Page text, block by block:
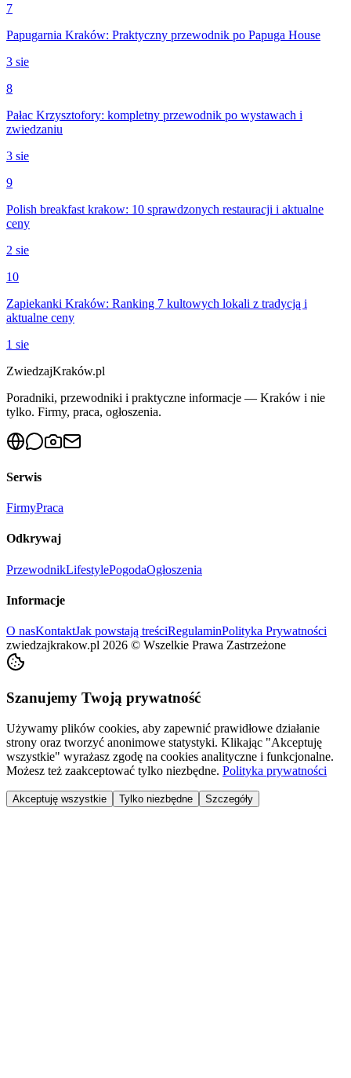
7
Papugarnia Kraków: Praktyczny przewodnik po Papuga House
3 sie
8
Pałac Krzysztofory: kompletny przewodnik po wystawach i
zwiedzaniu
3 sie
9
Polish breakfast krakow: 10 sprawdzonych restauracji i aktualne
ceny
2 sie
10
Zapiekanki Kraków: Ranking 7 kultowych lokali z tradycją i
aktualne ceny
1 sie
ZwiedzajKraków.pl
Poradniki, przewodniki i praktyczne informacje — Kraków i nie
tylko. Firmy, praca, ogłoszenia.
Serwis
FirmyPraca
Odkrywaj
PrzewodnikLifestylePogodaOgłoszenia
Informacje
O nasKontaktJak powstają treściRegulaminPolityka Prywatności
zwiedzajkrakow.pl 2026 © Wszelkie Prawa Zastrzeżone
Szanujemy Twoją prywatność
Używamy plików cookies, aby zapewnić prawidłowe działanie
strony oraz tworzyć anonimowe statystyki. Klikając "Akceptuję
wszystkie" wyrażasz zgodę na cookies analityczne i funkcjonalne.
Możesz też zaakceptować tylko niezbędne. Polityka prywatności
Akceptuję wszystkie Tylko niezbędne Szczegóły